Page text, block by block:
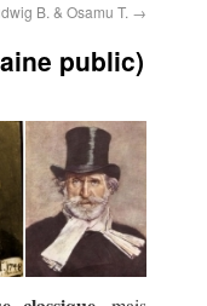
B. & Osamu T. →
public)